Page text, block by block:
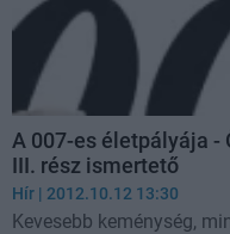
A 007-es életpályája
III. rész ismertető
Hír | 2012.10.12 13:30
Kevesebb keménység,